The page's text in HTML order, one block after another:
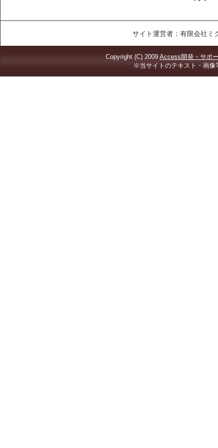
サイト運営者：有限会社
Copyright (C) 2009 Access開発・サポ
※当サイトのテキスト・画像